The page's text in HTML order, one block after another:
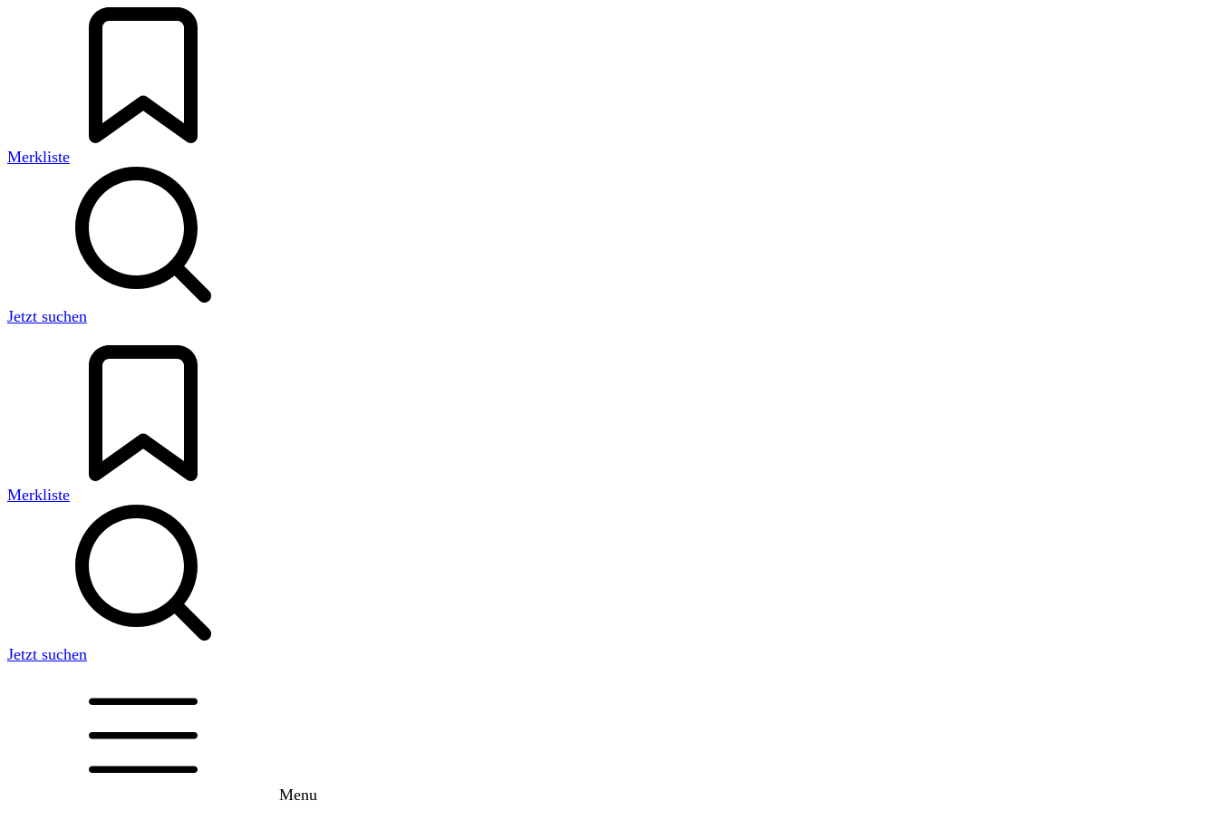
Merkliste
Jetzt suchen
Merkliste
Jetzt suchen
Menu